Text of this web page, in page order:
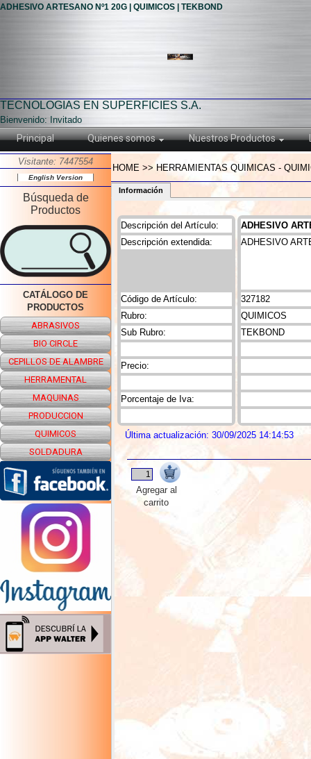
ADHESIVO ARTESANO Nº1 20G | QUIMICOS | TEKBOND
TECNOLOGIAS EN SUPERFICIES S.A.
Bienvenido: Invitado
Principal Quienes somos Nuestros Productos
Visitante: 7447554
English Version
Búsqueda de
Productos
CATÁLOGO DE
PRODUCTOS
ABRASIVOS
BIO CIRCLE
CEPILLOS DE ALAMBRE
HERRAMENTAL
MAQUINAS
PRODUCCION
QUIMICOS
SOLDADURA
HOME >> HERRAMIENTAS QUIMICAS -
Información
Descripción del Artículo:
Código de Artículo:
Rubro:
Sub Rubro:
Precio:
Descripción extendida:
Porcentaje de Iva:
ADHESIVO
327182
QUIMICOS
TEKBOND
ADHESIVO
Última actualización: 30/09/2025 14:14:53
Agregar al
carrito